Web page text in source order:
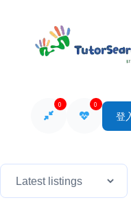
0 0
登